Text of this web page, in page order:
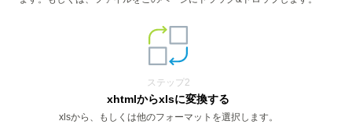
ステップ2
xhtmlからxlsに変換する
xlsから、もしくは他のフォーマットを選択します。